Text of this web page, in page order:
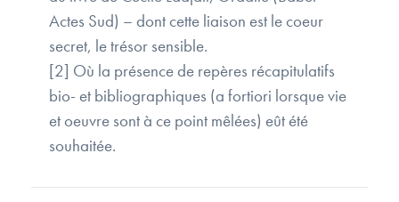
Actes Sud) – dont cette liaison est le coeur
secret, le trésor sensible.
[2] Où la présence de repères récapitulatifs
bio- et bibliographiques (a fortiori lorsque vie
et oeuvre sont à ce point mêlées) eût été
souhaitée.